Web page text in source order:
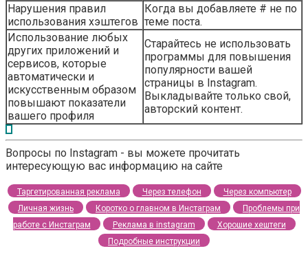
Нарушения правил
использования хэштегов
Когда вы добавляете # не по
теме поста.
Использование любых
других приложений и
сервисов, которые
автоматически и
искусственным образом
повышают показатели
вашего профиля
Старайтесь не использовать
программы для повышения
популярности вашей
страницы в Instagram.
Выкладывайте только свой,
авторский контент.
Вопросы по Instagram - вы можете прочитать
интересующую вас информацию на сайте
Таргетированная реклама Через телефон
Через компьютер
Личная жизнь
Коротко о главном в Инстаграм
Проблемы при
работе с Инстаграм
Реклама в instagram
Хорошие хештеги
Подробные инструкции